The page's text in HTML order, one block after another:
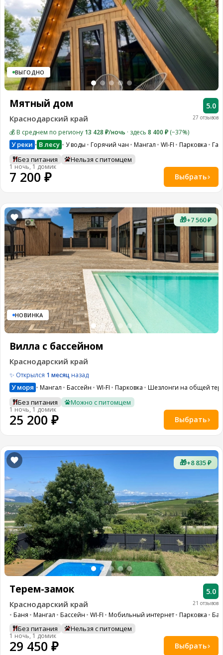
ВЫГОДНО
27 отзывов
5.0
Мятный дом
Краснодарский край
💰 В среднем по региону 13 428 ₽/ночь · здесь 8 400 ₽ (−37%)
У реки • В лесу У воды Горячий чан Мангал WI-FI Парковка
Без питания Нельзя с питомцем
1 ночь, 1 домик
7 200 ₽ Выбрать
🎁+7 560 ₽
НОВИНКА
Вилла с бассейном
Краснодарский край
✨ Открылся 1 месяц назад
У моря Мангал Бассейн WI-FI Парковка Шезлонги на общей
Без питания Можно с питомцем
1 ночь, 1 домик
25 200 ₽ Выбрать
🎁+8 835 ₽
21 отзывов
5.0
Терем-замок
Краснодарский край
Баня Мангал Бассейн WI-FI Мобильный интернет Парковка
Без питания Нельзя с питомцем
1 ночь, 1 домик
29 450 ₽ Выбрать